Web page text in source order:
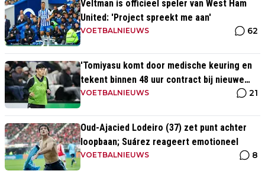
Veltman is officieel speler van West Ham
United: 'Project spreekt me aan'
VOETBALNIEUWS 62
'Tomiyasu komt door medische keuring en
tekent binnen 48 uur contract bij nieuwe
club'
VOETBALNIEUWS 21
Oud-Ajacied Lodeiro (37) zet punt achter
loopbaan; Suárez reageert emotioneel
VOETBALNIEUWS 8